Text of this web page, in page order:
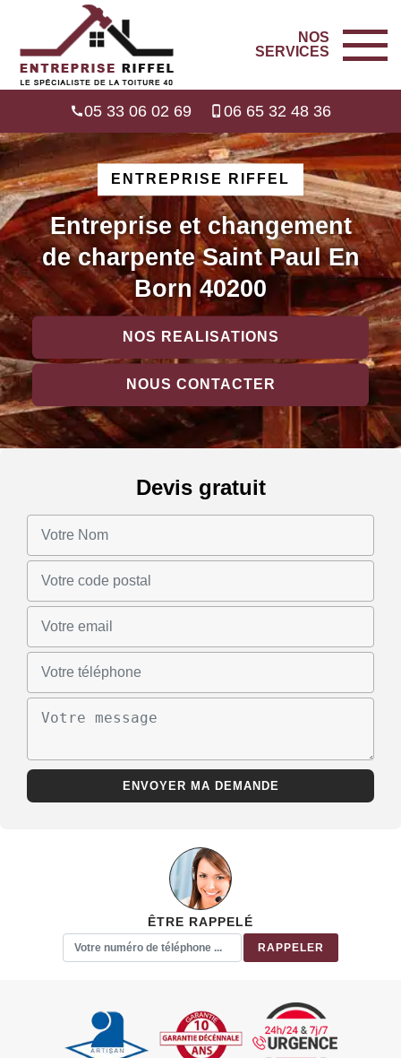
NOS
SERVICES
05 33 06 02 69 06 65 32 48 36
ENTREPRISE RIFFEL
Entreprise et changement
de charpente Saint Paul En
Born 40200
NOS REALISATIONS
NOUS CONTACTER
Devis gratuit
ÊTRE RAPPELÉ